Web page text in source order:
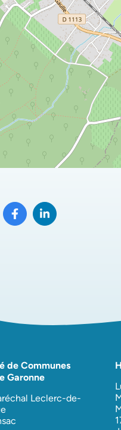
Partager sur Facebook
(ouverture dans un
Partager sur
(ouverture dans
de Communes
Garonne
Leclerc-de-